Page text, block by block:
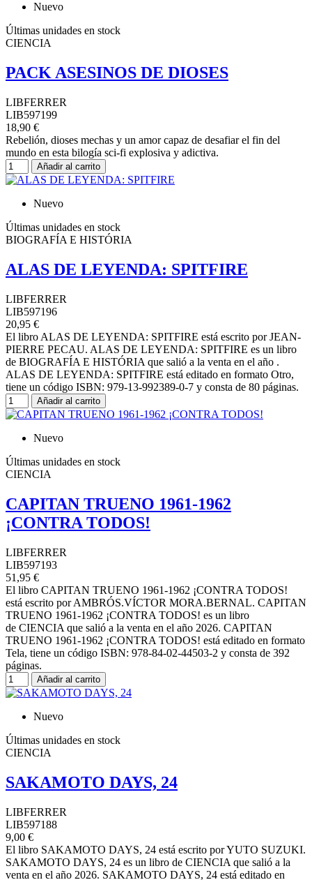
Nuevo
Últimas unidades en stock
CIENCIA
PACK ASESINOS DE DIOSES
LIBFERRER
LIB597199
18,90 €
Rebelión, dioses mechas y un amor capaz de desafiar el fin del
mundo en esta bilogía sci-fi explosiva y adictiva.
Añadir al carrito
Nuevo
Últimas unidades en stock
BIOGRAFÍA E HISTÓRIA
ALAS DE LEYENDA: SPITFIRE
LIBFERRER
LIB597196
20,95 €
El libro ALAS DE LEYENDA: SPITFIRE está escrito por JEAN-
PIERRE PECAU. ALAS DE LEYENDA: SPITFIRE es un libro
de BIOGRAFÍA E HISTÓRIA que salió a la venta en el año .
ALAS DE LEYENDA: SPITFIRE está editado en formato Otro,
tiene un código ISBN: 979-13-992389-0-7 y consta de 80 páginas.
Añadir al carrito
Nuevo
Últimas unidades en stock
CIENCIA
CAPITAN TRUENO 1961-1962
¡CONTRA TODOS!
LIBFERRER
LIB597193
51,95 €
El libro CAPITAN TRUENO 1961-1962 ¡CONTRA TODOS!
está escrito por AMBRÓS.VÍCTOR MORA.BERNAL. CAPITAN
TRUENO 1961-1962 ¡CONTRA TODOS! es un libro
de CIENCIA que salió a la venta en el año 2026. CAPITAN
TRUENO 1961-1962 ¡CONTRA TODOS! está editado en formato
Tela, tiene un código ISBN: 978-84-02-44503-2 y consta de 392
páginas.
Añadir al carrito
Nuevo
Últimas unidades en stock
CIENCIA
SAKAMOTO DAYS, 24
LIBFERRER
LIB597188
9,00 €
El libro SAKAMOTO DAYS, 24 está escrito por YUTO SUZUKI.
SAKAMOTO DAYS, 24 es un libro de CIENCIA que salió a la
venta en el año 2026. SAKAMOTO DAYS, 24 está editado en